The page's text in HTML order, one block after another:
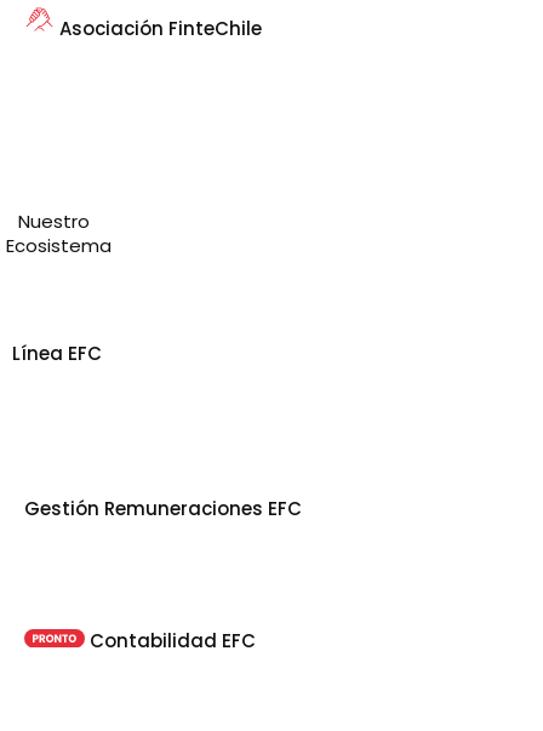
Asociación FinteChile
Nuestro
Ecosistema
Línea EFC
Gestión Remuneraciones EFC
Contabilidad EFC